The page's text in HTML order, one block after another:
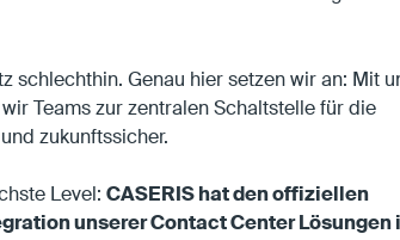
schlechthin. Genau hier setzen wir an: Mit
Teams zur zentralen Schaltstelle für die
zukunftssicher.
Level: CASERIS hat den offiziellen
unserer Contact Center Lösungen